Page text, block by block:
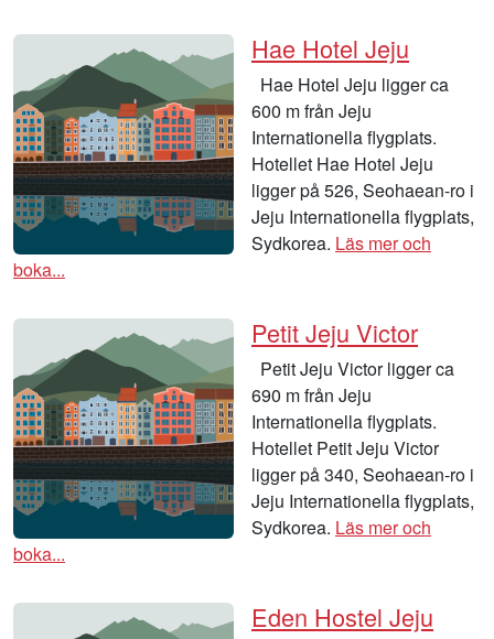
Hae Hotel Jeju
Hae Hotel Jeju ligger ca
600 m från Jeju
Internationella flygplats.
Hotellet Hae Hotel Jeju
ligger på 526, Seohaean-ro i
Jeju Internationella flygplats,
Sydkorea. Läs mer och
boka...
Petit Jeju Victor
Petit Jeju Victor ligger ca
690 m från Jeju
Internationella flygplats.
Hotellet Petit Jeju Victor
ligger på 340, Seohaean-ro i
Jeju Internationella flygplats,
Sydkorea. Läs mer och
boka...
Eden Hostel Jeju